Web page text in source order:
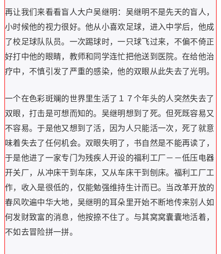
再让我们来看看盲人大户吴继明：吴继明不是先天的盲人，
小时候他的视力很好。他从小喜欢足球，进入中学后，他成
了校足球队队员。一次踢球时，一只球飞过来，不偏不倚正
好打中他的眼睛，教师和同学连忙把他送到医院。在给他治
疗中，不慎引发了严重的感染，他的双眼从此失去了光明。
一个在色彩斑斓的世界里生活了１７个年头的人突然失去了
双眼，打击是可想而知的。吴继明想到了死。但死既容易又
不容易。于是他又想到了活，因为人只能活一次，死了就意
味着失去了任何机会。双眼失明了，书自然是不能再读了，
于是他进了一家专门为残疾人开设的福利工厂－－低压电器
开关厂，从冲床干到车床，又从车床干到刨床。福利工厂工
作，收入是很低的，仅能勉强维持生计而已。当改革开放的
春风吹遍中华大地，吴继明的耳朵里开始不断地传来别人如
何发财致富的消息，他按捺不住了。与其窝窝囊囊地活着，
不如去冒险拼一拼。